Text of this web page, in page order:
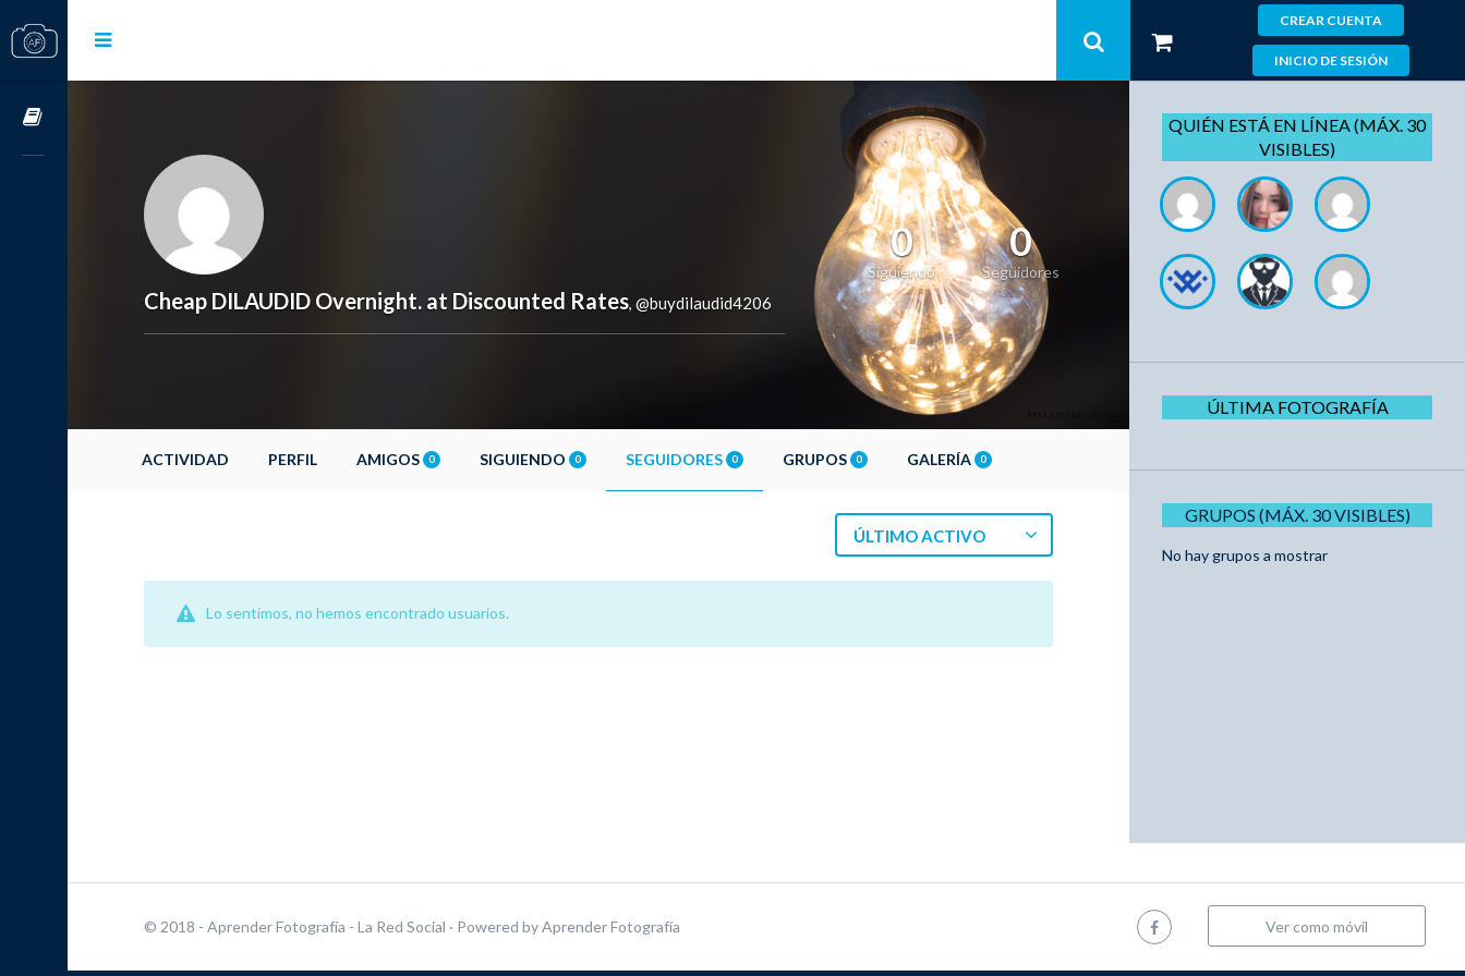
CREAR CUENTA
INICIO DE SESIÓN
Cheap DILAUDID Overnight. at Discounted Rates, @buydilaudid4206
0
Siguiendo
0
Seguidores
ACTIVIDAD PERFIL AMIGOS 0 SIGUIENDO 0 SEGUIDORES 0 GRUPOS 0 GALERÍA 0
ÚLTIMO ACTIVO
Lo sentimos, no hemos encontrado usuarios.
QUIÉN ESTÁ EN LÍNEA (MÁX. 30
VISIBLES)
ÚLTIMA FOTOGRAFÍA
GRUPOS (MÁX. 30 VISIBLES)
No hay grupos a mostrar
© 2018 - Aprender Fotografía - La Red Social · Powered byAprender Fotografía